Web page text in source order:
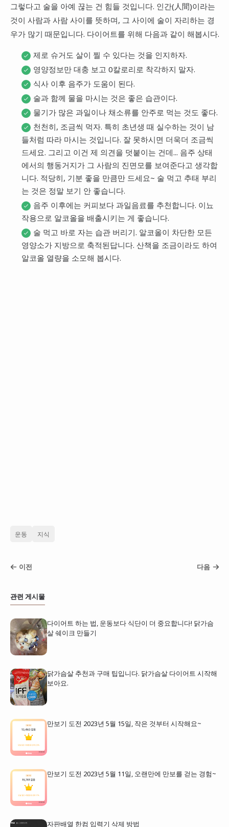
그렇다고 술을 아예 끊는 건 힘들 것입니다. 인간(人間)이라는
것이 사람과 사람 사이를 뜻하며, 그 사이에 술이 자리하는 경
우가 많기 때문입니다. 다이어트를 위해 다음과 같이 해봅시다.
제로 슈거도 살이 찔 수 있다는 것을 인지하자.
영양정보만 대충 보고 0칼로리로 착각하지 말자.
식사 이후 음주가 도움이 된다.
술과 함께 물을 마시는 것은 좋은 습관이다.
물기가 많은 과일이나 채소류를 안주로 먹는 것도 좋다.
천천히, 조금씩 먹자. 특히 초년생 때 실수하는 것이 남
들처럼 따라 마시는 것입니다. 잘 못하시면 더욱더 조금씩
드세요. 그리고 이건 제 의견을 덧붙이는 건데... 음주 상태
에서의 행동거지가 그 사람의 진면모를 보여준다고 생각합
니다. 적당히, 기분 좋을 만큼만 드세요~ 술 먹고 추태 부리
는 것은 정말 보기 안 좋습니다.
음주 이후에는 커피보다 과일음료를 추천합니다. 이뇨
작용으로 알코올을 배출시키는 게 좋습니다.
술 먹고 바로 자는 습관 버리기. 알코올이 차단한 모든
영양소가 지방으로 축적된답니다. 산책을 조금이라도 하여
알코올 열량을 소모해 봅시다.
운동 지식
이전 다음
관련 게시물
다이어트 하는 법, 운동보다 식단이 더 중요합니다! 닭가슴
살 쉐이크 만들기
닭가슴살 추천과 구매 팁입니다. 닭가슴살 다이어트 시작해
보아요.
만보기 도전 2023년 5월 15일, 작은 것부터 시작해요~
만보기 도전 2023년 5월 11일, 오랜만에 만보를 걷는 경험~
자판배열 한컴 입력기 삭제 방법